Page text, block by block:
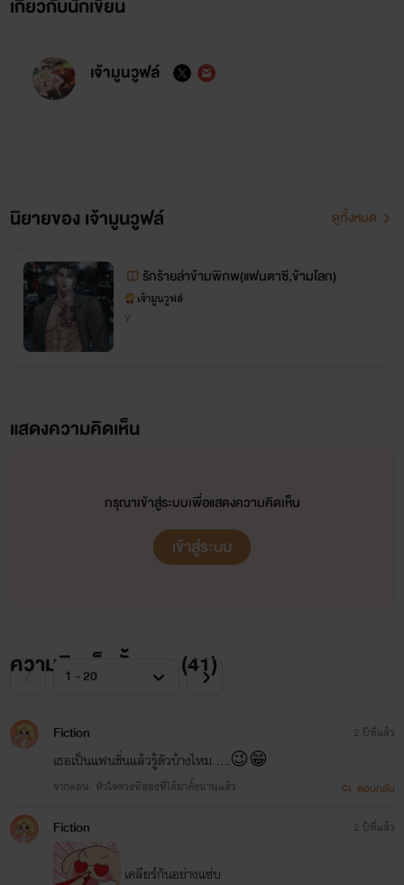
เกี่ยวกับนักเขียน
เจ้ามูนวูฟล์
นิยายของ เจ้ามูนวูฟล์ ดูทั้งหมด
รักร้ายล่าข้ามพิภพ(แฟนตาซี,ข้ามโลก)
เจ้ามูนวูฟล์
Y
แสดงความคิดเห็น
กรุณาเข้าสู่ระบบเพื่อแสดงความคิดเห็น
เข้าสู่ระบบ
ความคิดเห็นทั้งหมด (41)
Fiction
เธอเป็นแฟนชั่นแล้วรู้ตัวบ้างไหม.....😉😁
จากตอน: หัวใจดวงที่สองที่ได้มาตั้งนานแล้ว
2 ปีที่แล้ว
ตอบกลับ
Fiction
เคลียร์กันอย่างแซ่บ
2 ปีที่แล้ว